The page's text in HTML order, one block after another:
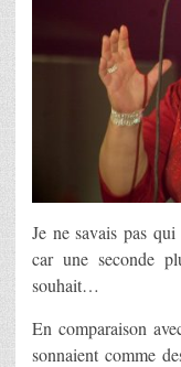
Je ne savais pas qui
car une seconde
souhait…
En comparaison
sonnaient comme